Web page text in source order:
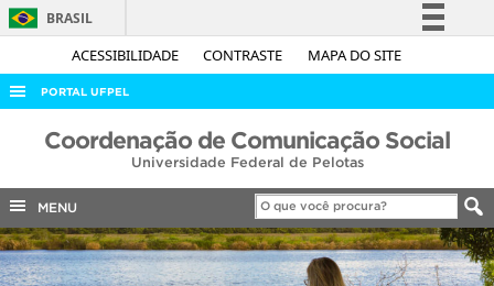
ACESSIBILIDADE CONTRASTE MAPA DO SITE
BRASIL
Simplifique!
Acesso à informação
Legislação
Canais
PORTAL UFPEL
ACESSO À INFORMAÇÃO
COBALTO
CONCURSOS
EDITAIS
Coordenação de Comunicação Social
Universidade Federal de Pelotas
MENU